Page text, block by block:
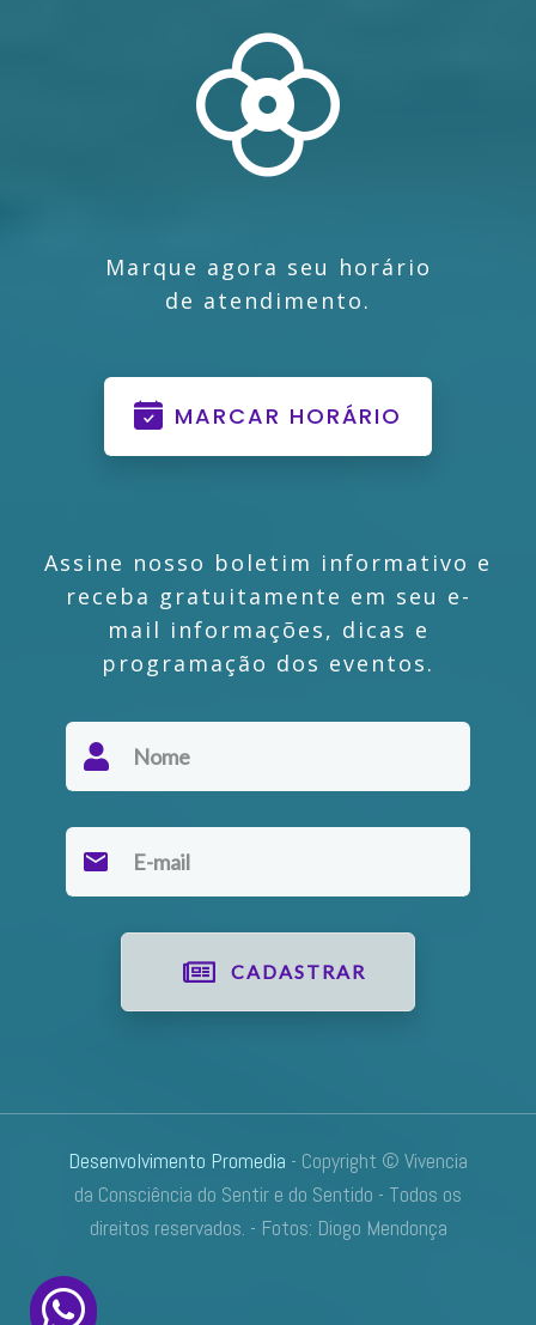
Marque agora seu horário
de atendimento.
MARCAR HORÁRIO
Assine nosso boletim informativo e
receba gratuitamente em seu e-
mail informações, dicas e
programação dos eventos.
CADASTRAR
Desenvolvimento Promedia - Copyright © Vivencia
da Consciência do Sentir e do Sentido - Todos os
direitos reservados. - Fotos: Diogo Mendonça